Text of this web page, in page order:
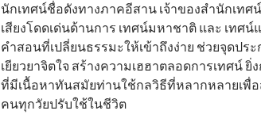
นักเทศน์ชื่อดังทางภาคอีสาน เจ้าของสำนักเทศ
เสียงโดดเด่นด้านการ เทศน์มหาชาติ และ เทศ
คำสอนที่เปลี่ยนธรรมะให้เข้าถึงง่าย ช่วยจุดปร
เยียวยาจิตใจ สร้างความเฮฮาตลอดการเทศน์ ยิ่
ที่มีเนื้อหาทันสมัยท่านใช้กลวิธีที่หลากหลายเพื่อ
คนทุกวัยปรับใช้ในชีวิต